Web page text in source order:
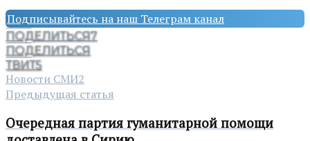
Подписывайтесь на наш Телеграм канал
ПОДЕЛИТЬСЯ7
ПОДЕЛИТЬСЯ
ТВИТ5
Новости СМИ2
Предыдущая статья
Очередная партия гуманитарной помощи